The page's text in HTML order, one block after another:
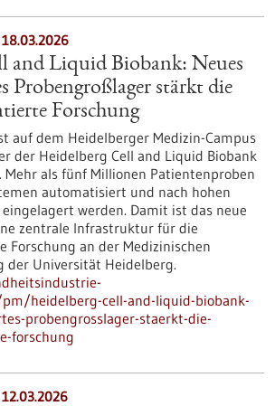
and Liquid Biobank: Neues
Probengroßlager stärkt die
Forschung
auf dem Heidelberger Medizin-Campus
der Heidelberg Cell and Liquid Biobank
Mehr als fünf Millionen Patientenproben
automatisiert und nach hohen
werden. Damit ist das neue
zentrale Infrastruktur für die
Forschung an der Medizinischen
der Universität Heidelberg.
heidelberg-cell-and-liquid-biobank-
probengrosslager-staerkt-die-
forschung